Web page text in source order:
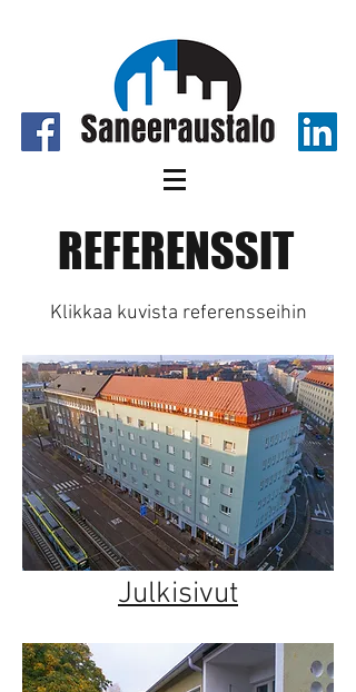
REFERENSSIT
Klikkaa kuvista referensseihin
Julkisivut